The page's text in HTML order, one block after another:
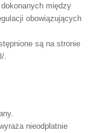
dokonanych między
obowiązujących
są na stronie
.
nieodpłatnie